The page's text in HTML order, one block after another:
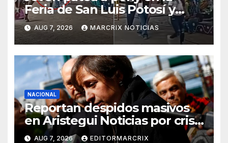
Feria de San Luis Potosí y
desata indignación
AUG 7, 2026 MARCRIX NOTICIAS
NACIONAL
Reportan despidos masivos
en Aristegui Noticias por crisis
financiera
AUG 7, 2026 EDITORMARCRIX